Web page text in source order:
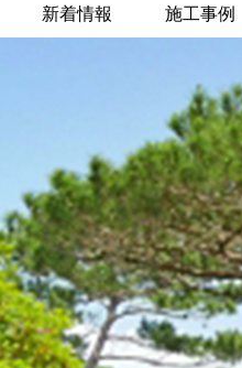
新着情報 施工事例